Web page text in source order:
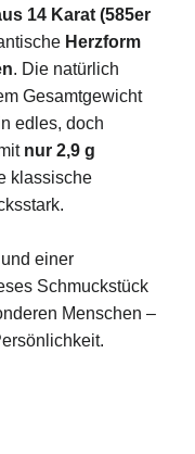
14 Karat (585er
Herzform
. Die natürlich
Gesamtgewicht
edles, doch
nur 2,9 g
klassische
und einer
Schmuckstück
Menschen –